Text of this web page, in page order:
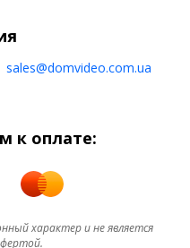
sales@domvideo.com.ua
к оплате:
характер и не является